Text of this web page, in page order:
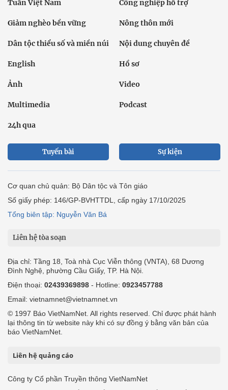
Tuần Việt Nam Công nghiệp hỗ trợ
Giảm nghèo bền vững Nông thôn mới
Dân tộc thiểu số và miền núi Nội dung chuyên đề
English Hồ sơ
Ảnh Video
Multimedia Podcast
24h qua
Tuyến bài Sự kiện
Cơ quan chủ quản: Bộ Dân tộc và Tôn giáo
Số giấy phép: 146/GP-BVHTTDL, cấp ngày 17/10/2025
Tổng biên tập: Nguyễn Văn Bá
Liên hệ tòa soạn
Địa chỉ: Tầng 18, Toà nhà Cục Viễn thông (VNTA), 68 Dương
Đình Nghệ, phường Cầu Giấy, TP. Hà Nội.
Điện thoại: 02439369898 - Hotline: 0923457788
Email: vietnamnet@vietnamnet.vn
© 1997 Báo VietNamNet. All rights reserved. Chỉ được phát hành
lại thông tin từ website này khi có sự đồng ý bằng văn bản của
báo VietNamNet.
Liên hệ quảng cáo
Công ty Cổ phần Truyền thông VietNamNet